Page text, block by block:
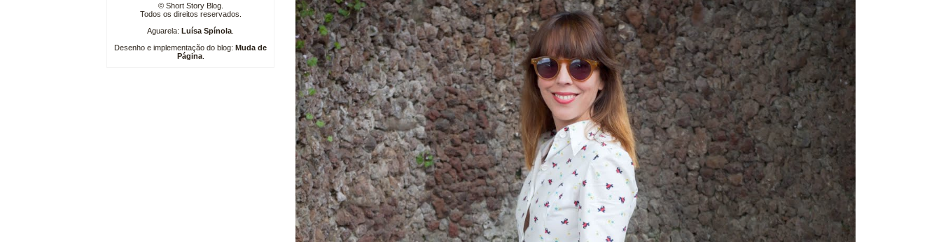
© Short Story Blog.
Todos os direitos reservados.
Aguarela: Luísa Spínola
Desenho e implementação do blog: Muda de
Página.